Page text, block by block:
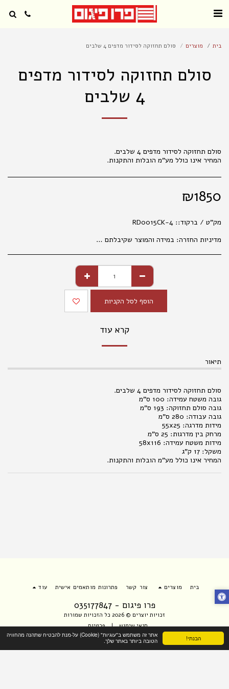
הבנתי!
אתר זה משתמש ב"עוגיות" (Cookie) על-מנת להבטיח שתהנה מהחוויה
הטובה ביותר באתר שלך.
בית מוצרים סולם תחזוקה לסידור מדפים 4 שלבים
סולם תחזוקה לסידור מדפים
4 שלבים
המחיר אינו כולל מע"מ הובלות והתקנות.
₪1850
מק"ט / ברקוד:: RD0015CK-4
מדיניות החזרה: במידה והמוצר שקיבלתם אינו עונה על ציפיותיכם, פנו למחלקת קשרי לקוחות מרגע קבלת המשלוח (עד שני ימי עבודה), בכדי שנוכל לטפל בפנייתכם בהתאם לנהלים. 035177847 החלפת מוצרים אפשרית בפנייה טלפונית או בסניפי הרשת, באריזה המקורית בלבד ובשלמותם. במידה ויתגלו שינויים במחירי המוצרים, המחיר הקובע הוא המחיר המופיע בחנויות ובמרכז ההזמנות. המחיר הקטלוגי הנו למכירה בחנויות . במכירה מרחוק, יתווסף מחיר שילוח, כמפורט באתר האינטרנט. אין החזרות של נעליים . החלפת והחזרת מוצרים , , אפשרית באריזתם המקורית בלבד ובשלמותם תוך 14 ימים מיום הקניה. ברחוב מגן אברהם 3 תל אביב.
הוסף לסל הקניות
קרא עוד
תיאור
סולם תחזוקה לסידור מדפים 4 שלבים.
גובה משטח עמידה: 100 ס"מ
גובה סולם תחזוקה: 193 ס"מ
גובה עבודה: 280 ס"מ
מידות מדרגה: 55x25
מרחק בין מדרגות: 25 ס"מ
מידות משטח עמידה: 58x116
משקל: 17 ק"ג
המחיר אינו כולל מע"מ הובלות והתקנות.
פרו פיגום - 035177847
זכויות יוצרים © 2026 כל הזכויות שמורות
תנאי שימוש|פרטיות
בית מוצרים צור קשר פתרונות מותאמים אישית עוד